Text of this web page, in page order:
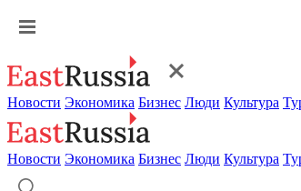
Новости Экономика Бизнес Люди Культура
Новости Экономика Бизнес Люди Культура